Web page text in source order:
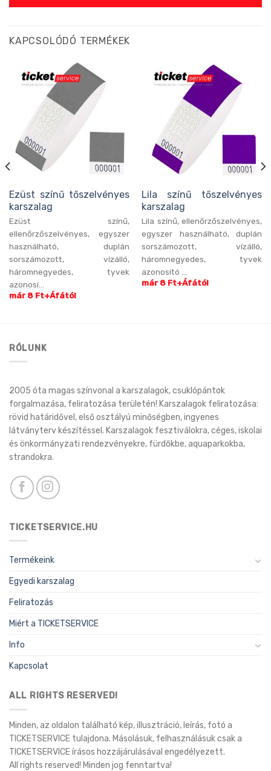
KAPCSOLÓDÓ TERMÉKEK
Ezüst színű tőszelvényes
karszalag
Ezüst színű,
ellenőrzőszelvényes, egyszer
használható, duplán
sorszámozott, vízálló,
háromnegyedes, tyvek
azonosí...
már 8 Ft+Áfától
Lila színű tőszelvényes
karszalag
Lila színű, ellenőrzőszelvényes,
egyszer használható, duplán
sorszámozott, vízálló,
háromnegyedes, tyvek
azonosító ...
már 8 Ft+Áfától
RÓLUNK
2005 óta magas színvonal a karszalagok, csuklópántok
forgalmazása, feliratozása területén! Karszalagok feliratozása:
rövid határidővel, első osztályú minőségben, ingyenes
látványterv készítéssel. Karszalagok fesztiválokra, céges, iskolai
és önkormányzati rendezvényekre, fürdőkbe, aquaparkokba,
strandokra.
TICKETSERVICE.HU
Termékeink
Egyedi karszalag
Feliratozás
Miért a TICKETSERVICE
Info
Kapcsolat
ALL RIGHTS RESERVED!
Minden, az oldalon található kép, illusztráció, leírás, fotó a
TICKETSERVICE tulajdona. Másolásuk, felhasználásuk csak a
TICKETSERVICE írásos hozzájárulásával engedélyezett.
All rights reserved! Minden jog fenntartva!